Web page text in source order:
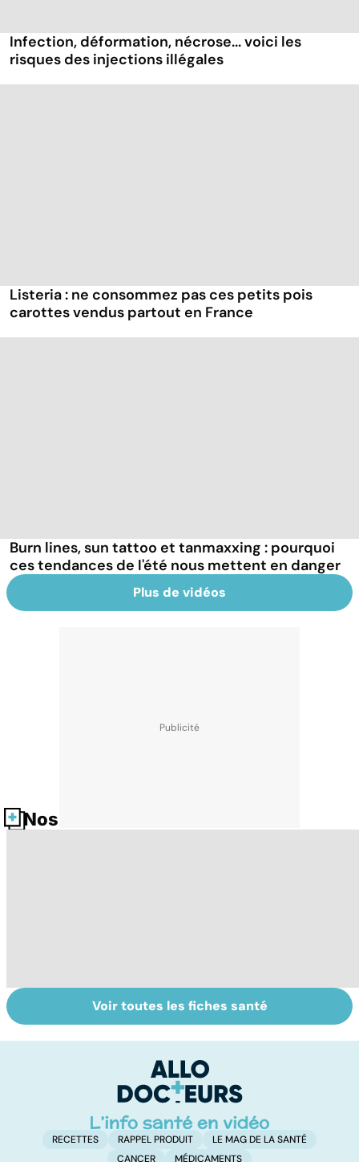
Infection, déformation, nécrose... voici les
risques des injections illégales
Listeria : ne consommez pas ces petits pois
carottes vendus partout en France
Burn lines, sun tattoo et tanmaxxing : pourquoi
ces tendances de l'été nous mettent en danger
Plus de vidéos
Nos fiches santé
Tout savoir sur
les infections
Inflammation des
amygdales : que
d'angine ?
Voir toutes les fiches santé
RECETTES RAPPEL PRODUIT
LE MAG DE LA SANTÉ
CANCER
MÉDICAMENTS